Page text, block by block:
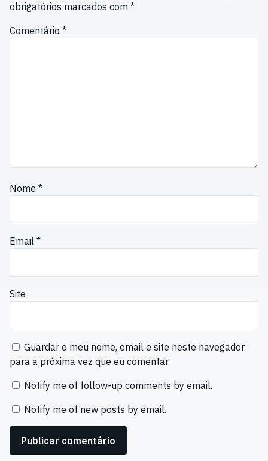
obrigatórios marcados com *
Comentário *
Nome *
Email *
Site
Guardar o meu nome, email e site neste navegador
para a próxima vez que eu comentar.
Notify me of follow-up comments by email.
Notify me of new posts by email.